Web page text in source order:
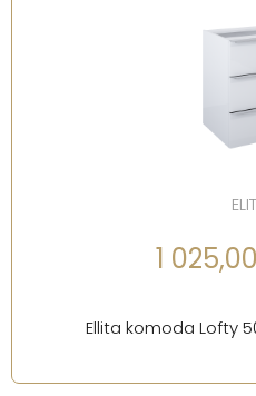
1
Ellita komoda Lofty